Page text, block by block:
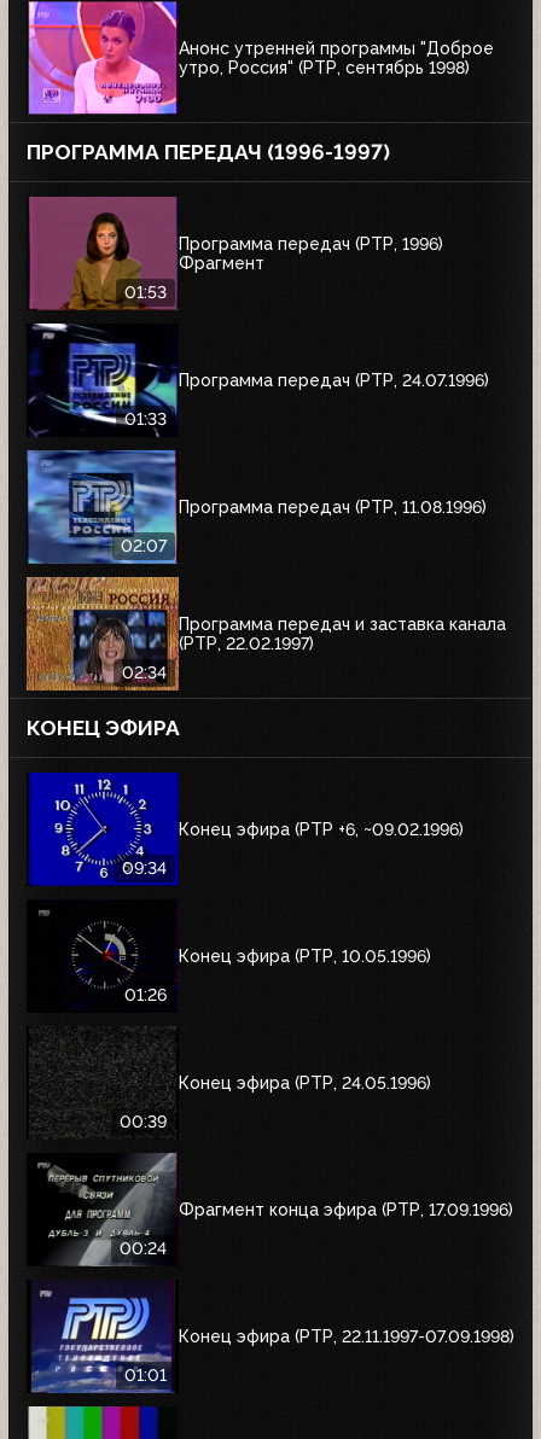
Анонс утренней программы "Доброе
утро, Россия" (РТР, сентябрь 1998)
ПРОГРАММА ПЕРЕДАЧ (1996-1997)
01:53
Программа передач (РТР, 1996)
Фрагмент
01:33
Программа передач (РТР, 24.07.1996)
02:07
Программа передач (РТР, 11.08.1996)
02:34
Программа передач и заставка канала
(РТР, 22.02.1997)
КОНЕЦ ЭФИРА
09:34
Конец эфира (РТР +6, ~09.02.1996)
01:26
Конец эфира (РТР, 10.05.1996)
00:39
Конец эфира (РТР, 24.05.1996)
00:24
Фрагмент конца эфира (РТР, 17.09.1996)
01:01
Конец эфира (РТР, 22.11.1997-07.09.1998)